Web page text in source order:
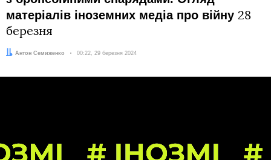
матеріалів іноземних медіа про війну 28
березня
Автор:
Антон Семиженко Дата:
00:22, 29 березня 2024